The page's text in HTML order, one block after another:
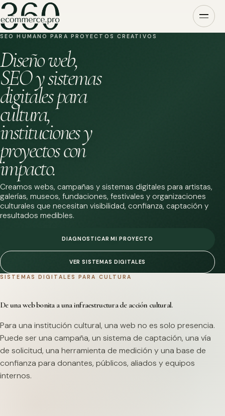
SEO HUMANO PARA PROYECTOS CREATIVOS
Diseño web,
SEO y sistemas
digitales para
cultura,
instituciones y
proyectos con
impacto.
Creamos webs, campañas y sistemas digitales para artistas,
galerías, museos, fundaciones, festivales y organizaciones
culturales que necesitan visibilidad, confianza, captación y
resultados medibles.
DIAGNOSTICAR MI PROYECTO
VER SISTEMAS DIGITALES
SISTEMAS DIGITALES PARA CULTURA
De una web bonita a una infraestructura de acción cultural.
Para una institución cultural, una web no es solo presencia.
Puede ser una campaña, un sistema de captación, una vía
de solicitud, una herramienta de medición y una base de
confianza para donantes, públicos, aliados y equipos
internos.